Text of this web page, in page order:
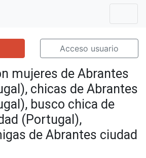
Acceso usuario
mujeres de Abrantes
chicas de Abrantes
busco chica de
(Portugal),
de Abrantes ciudad